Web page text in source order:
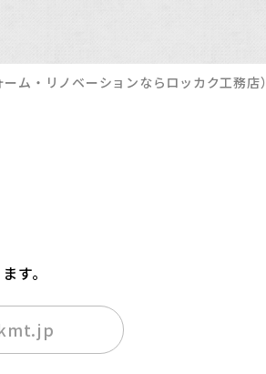
ム・リノベーションならロッカク工務店）
す。